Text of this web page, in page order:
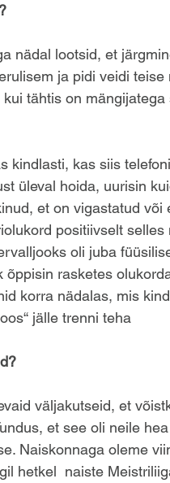
nädal lootsid, et
ja pidi veidi teise
tähtis on
kindlasti, kas siis
üleval hoida, uurisin
et on vigastatud või
positiivselt
oli juba
rasketes
korra nädalas, mis
jälle trenni teha
väljakutseid, et
et see oli neile
Naiskonnaga oleme
hetkel  naiste